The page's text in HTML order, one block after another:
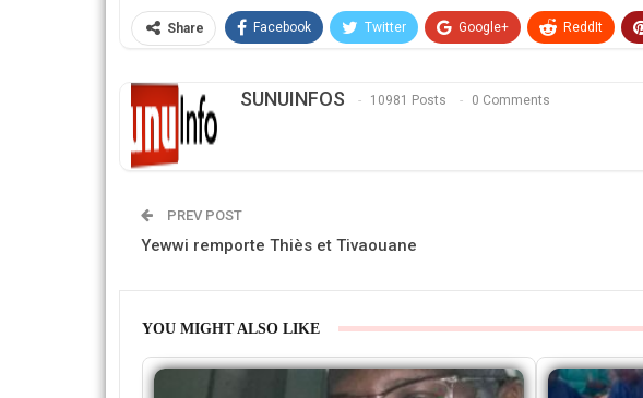
Share Facebook Twitter Google+ ReddIt
SUNUINFOS 10981 Posts 0 Comments
PREV POST
Yewwi remporte Thiès et Tivaouane
YOU MIGHT ALSO LIKE